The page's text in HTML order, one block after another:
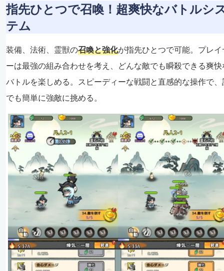
指先ひとつで召喚！超爽快なバトルシ
テム
装備、法術、霊獣の召喚と強化が指先ひとつで可能。プレイ
ーは最強の組み合わせを考え、どんな敵でも瞬殺できる爽快
バトルを楽しめる。スピーディーな戦闘と直感的な操作で、
でも簡単に強敵に挑める。